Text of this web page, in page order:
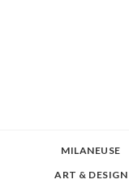
MILANEUSE
ART & DESIGN